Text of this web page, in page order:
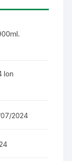
lon
2024